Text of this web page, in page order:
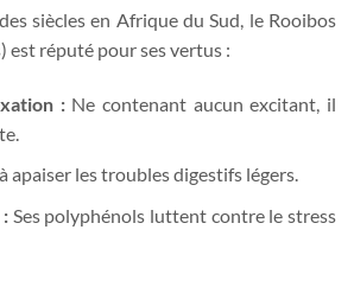
siècles en Afrique du Sud, le Rooibos
est réputé pour ses vertus :
:Ne contenant aucun excitant, il
apaiser les troubles digestifs légers.
Ses polyphénols luttent contre le stress